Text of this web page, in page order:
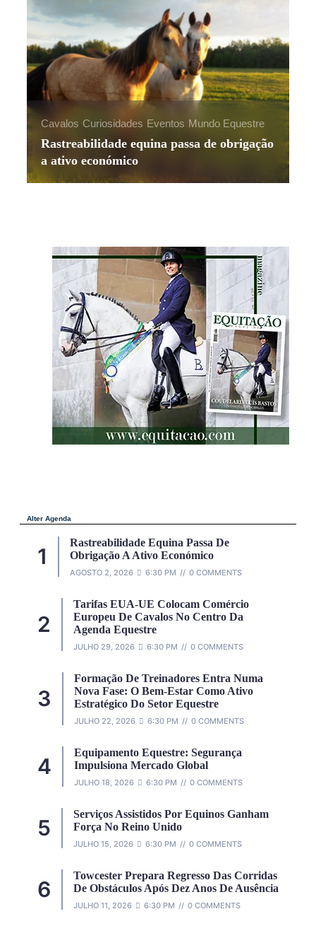
Cavalos Curiosidades Eventos Mundo Equestre
Rastreabilidade equina passa de obrigação
a ativo económico
Alter Agenda
Rastreabilidade Equina Passa De
Obrigação A Ativo Económico
AGOSTO 2, 2026 6:30 PM 0 COMMENTS
Tarifas EUA-UE Colocam Comércio
Europeu De Cavalos No Centro Da
Agenda Equestre
JULHO 29, 2026 6:30 PM 0 COMMENTS
Formação De Treinadores Entra Numa
Nova Fase: O Bem-Estar Como Ativo
Estratégico Do Setor Equestre
JULHO 22, 2026 6:30 PM 0 COMMENTS
Equipamento Equestre: Segurança
Impulsiona Mercado Global
JULHO 18, 2026 6:30 PM 0 COMMENTS
Serviços Assistidos Por Equinos Ganham
Força No Reino Unido
JULHO 15, 2026 6:30 PM 0 COMMENTS
Towcester Prepara Regresso Das Corridas
De Obstáculos Após Dez Anos De Ausência
JULHO 11, 2026 6:30 PM 0 COMMENTS